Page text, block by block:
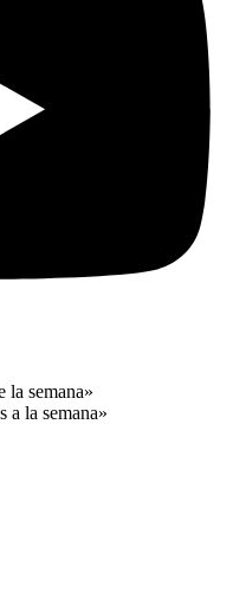
la semana»
a la semana»